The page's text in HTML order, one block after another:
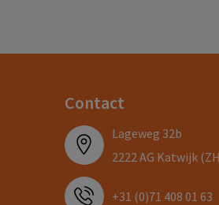
Contact
Lageweg 32b
2222 AG Katwijk
+31 (0)71 408 01 63